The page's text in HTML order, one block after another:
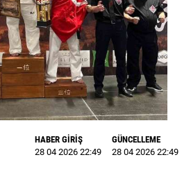
HABER GİRİŞ
28 04 2026 22:49
GÜNCELLEME
28 04 2026 22:49